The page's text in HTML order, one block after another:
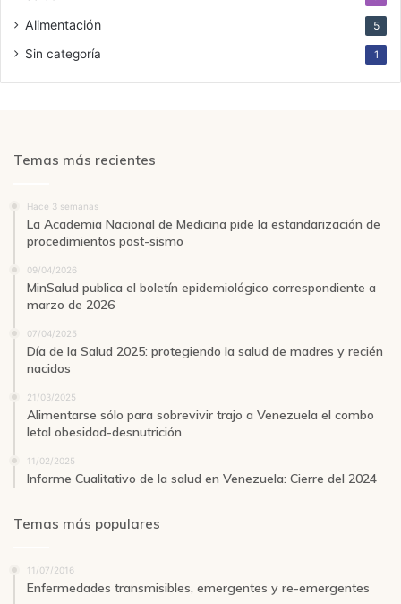
Alimentación 5
Sin categoría 1
Temas más recientes
Hace 3 semanas
La Academia Nacional de Medicina pide la estandarización de
procedimientos post-sismo
09/04/2026
MinSalud publica el boletín epidemiológico correspondiente a
marzo de 2026
07/04/2025
Día de la Salud 2025: protegiendo la salud de madres y recién
nacidos
21/03/2025
Alimentarse sólo para sobrevivir trajo a Venezuela el combo
letal obesidad-desnutrición
11/02/2025
Informe Cualitativo de la salud en Venezuela: Cierre del 2024
Temas más populares
11/07/2016
Enfermedades transmisibles, emergentes y re-emergentes